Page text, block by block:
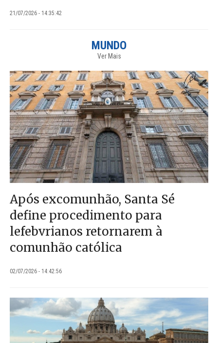
21/07/2026 - 14:35:42
MUNDO
Ver Mais
Após excomunhão, Santa Sé
define procedimento para
lefebvrianos retornarem à
comunhão católica
02/07/2026 - 14:42:56